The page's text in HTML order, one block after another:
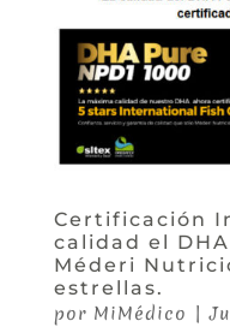
Certificación
calidad el
Méderi
estrellas.
por MiMédico |